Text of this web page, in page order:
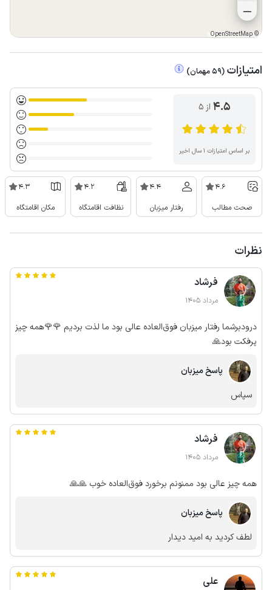
©
OpenStreetMap
امتیازات (
59مهمان)
4.5 از ۵
بر اساس امتیازات ۱ سال اخیر
4.6
صحت مطالب
4.4
رفتار میزبان
4.2
نظافت اقامتگاه
4.3
مکان اقامتگاه
نظرات
فرشاد
مرداد 1405
درودبرشما رفتار میزبان فوق‌العاده عالی بود ما لذت بردیم 🌹🌹همه چیز
پرفکت بود🙏
پاسخ میزبان
سپاس
فرشاد
مرداد 1405
همه چیز عالی بود ممنونم برخورد فوق‌العاده خوب 🙏🙏
پاسخ میزبان
لطف کردید به امید دیدار
علی